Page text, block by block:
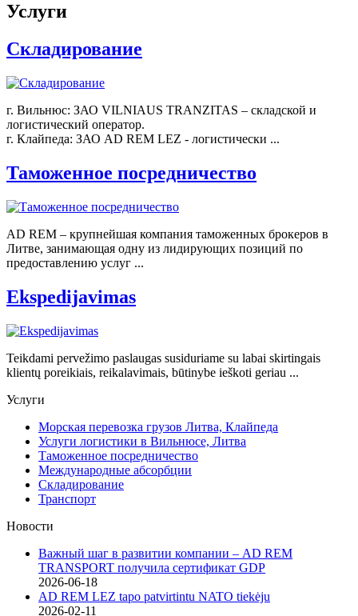
Услуги
Складирование
г. Вильнюс: ЗАО VILNIAUS TRANZITAS – складской и
логистический оператор.
г. Клайпеда: ЗАО AD REM LEZ - логистически ...
Таможенное посредничество
AD REM – крупнейшая компания таможенных брокеров в
Литве, занимающая одну из лидирующих позиций по
предоставлению услуг ...
Ekspedijavimas
Teikdami pervežimo paslaugas susiduriame su labai skirtingais
klientų poreikiais, reikalavimais, būtinybe ieškoti geriau ...
Услуги
Морская перевозка грузов Литва, Клайпеда
Услуги логистики в Вильнюсе, Литва
Таможенное посредничество
Международные абсорбции
Складирование
Транспорт
Новости
Важный шаг в развитии компании – AD REM
TRANSPORT получила сертификат GDP
2026-06-18
AD REM LEZ tapo patvirtintu NATO tiekėju
2026-02-11